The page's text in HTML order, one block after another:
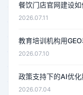
餐饮门店官网建设
2026.07.11
教育培训机构用
2026.07.10
政策支持下的AI优
2026.07.04